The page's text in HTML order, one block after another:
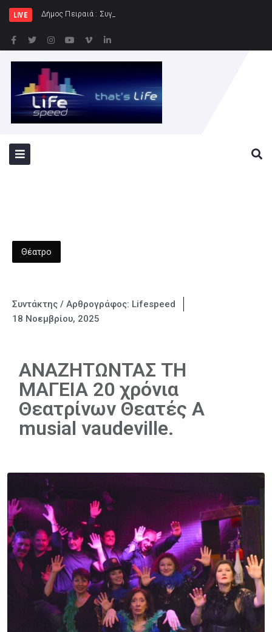
LIVE Δήμος Πειραιά : Συγκέντρωση ειδών διατροφής
Θέατρο
Συντάκτης / Αρθρογράφος: Lifespeed
18 Νοεμβρίου, 2025
ΑΝΑΖΗΤΩΝΤΑΣ ΤΗ
ΜΑΓΕΙΑ 20 χρόνια
Θεατρίνων Θεατές Α
musial vaudeville.